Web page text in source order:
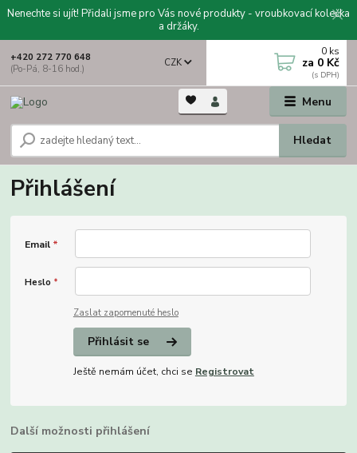
Nenechte si ujít! Přidali jsme pro Vás nové produkty - vroubkovací kolečka
a držáky.
Menu
CZK
Hledat
+420 272 770 648
(Po-Pá, 8-16 hod.)
0 ks
za 0 Kč
Přihlášení
Email *
Heslo *
Zaslat zapomenuté heslo
Přihlásit se
Ještě nemám účet, chci se Registrovat
Další možnosti přihlášení